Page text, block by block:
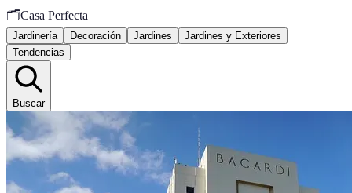
🗂️Casa Perfecta
Jardinería Decoración Jardines
Jardines y Exteriores
Tendencias
Buscar